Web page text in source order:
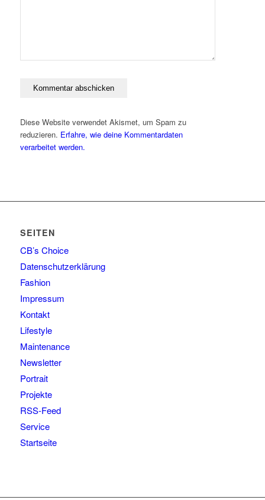
Diese Website verwendet Akismet, um Spam zu
reduzieren. Erfahre, wie deine Kommentardaten
verarbeitet werden.
SEITEN
CB’s Choice
Datenschutzerklärung
Fashion
Impressum
Kontakt
Lifestyle
Maintenance
Newsletter
Portrait
Projekte
RSS-Feed
Service
Startseite